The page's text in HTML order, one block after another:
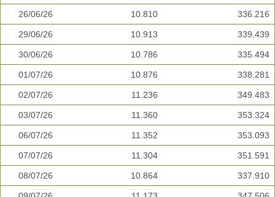
26/06/26 10.810 336.216
29/06/26 10.913 339.439
30/06/26 10.786 335.494
01/07/26 10.876 338.281
02/07/26 11.236 349.483
03/07/26 11.360 353.324
06/07/26 11.352 353.093
07/07/26 11.304 351.591
08/07/26 10.864 337.910